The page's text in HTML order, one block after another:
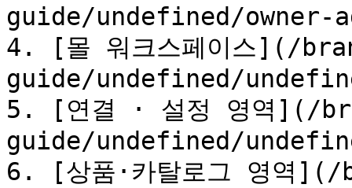
guide/undefined/owner-
4. [몰 워크스페이스](/
guide/undefined/
5. [연결 · 설정 영역](/
guide/undefined/
6. [상품·카탈로그 영역](/